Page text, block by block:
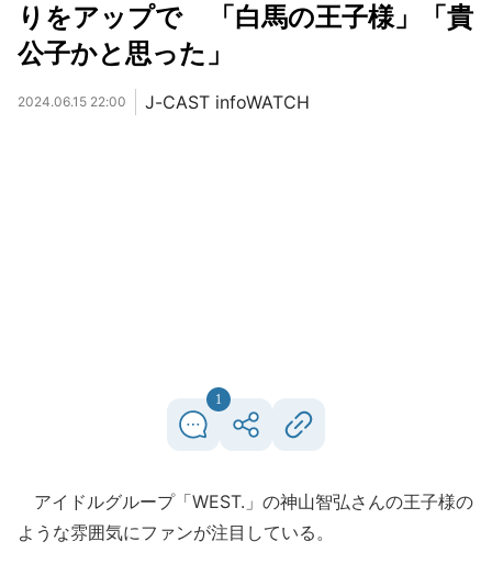
りをアップで 「白馬の王子様」「貴
公子かと思った」
2024.06.15 22:00 J-CAST infoWATCH
1
アイドルグループ「WEST.」の神山智弘さんの王子様の
ような雰囲気にファンが注目している。